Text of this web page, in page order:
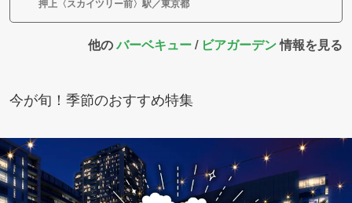
他のバーベキュー/ ビアガーデン情報を見る
今が旬！季節のおすすめ特集